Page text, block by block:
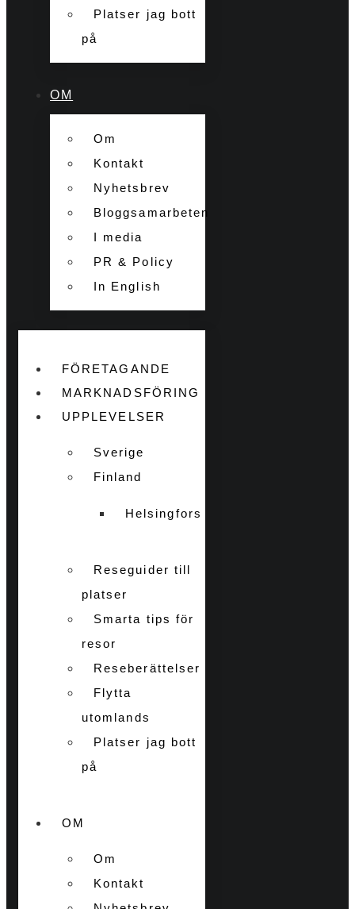
Platser jag bott
på
OM
Om
Kontakt
Nyhetsbrev
Bloggsamarbeten
I media
PR & Policy
In English
FÖRETAGANDE
MARKNADSFÖRING
UPPLEVELSER
Sverige
Finland
Helsingfors
Reseguider till
platser
Smarta tips för
resor
Reseberättelser
Flytta
utomlands
Platser jag bott
på
OM
Om
Kontakt